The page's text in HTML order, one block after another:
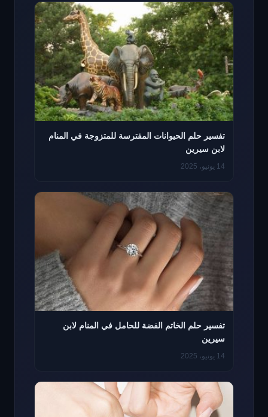
تفسير حلم الحيوانات المفترسة للمتزوجة في المنام
لابن سيرين
14 يونيو، 2025
تفسير حلم الخاتم الفضة للحامل في المنام لابن
سيرين
14 يونيو، 2025